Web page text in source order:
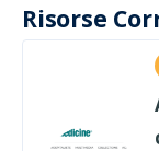
Risorse